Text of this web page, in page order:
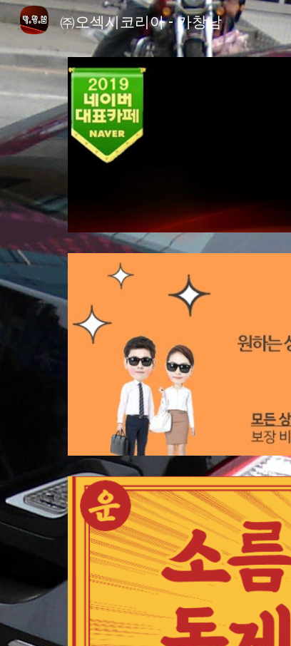
㈜오섹시코리아 - 카창남